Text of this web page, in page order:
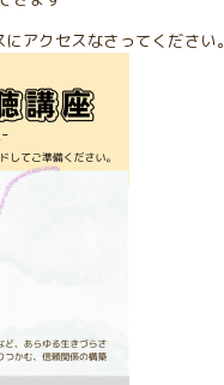
アクセスなさってください。